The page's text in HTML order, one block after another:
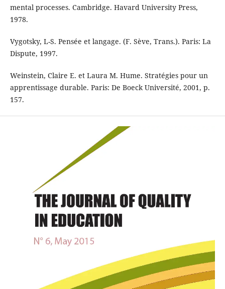
mental processes. Cambridge. Havard University Press,
1978.
Vygotsky, L-S. Pensée et langage. (F. Sève, Trans.). Paris: La
Dispute, 1997.
Weinstein, Claire E. et Laura M. Hume. Stratégies pour un
apprentissage durable. Paris: De Boeck Université, 2001, p.
157.